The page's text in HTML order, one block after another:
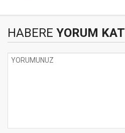
HABERE YORUM KAT